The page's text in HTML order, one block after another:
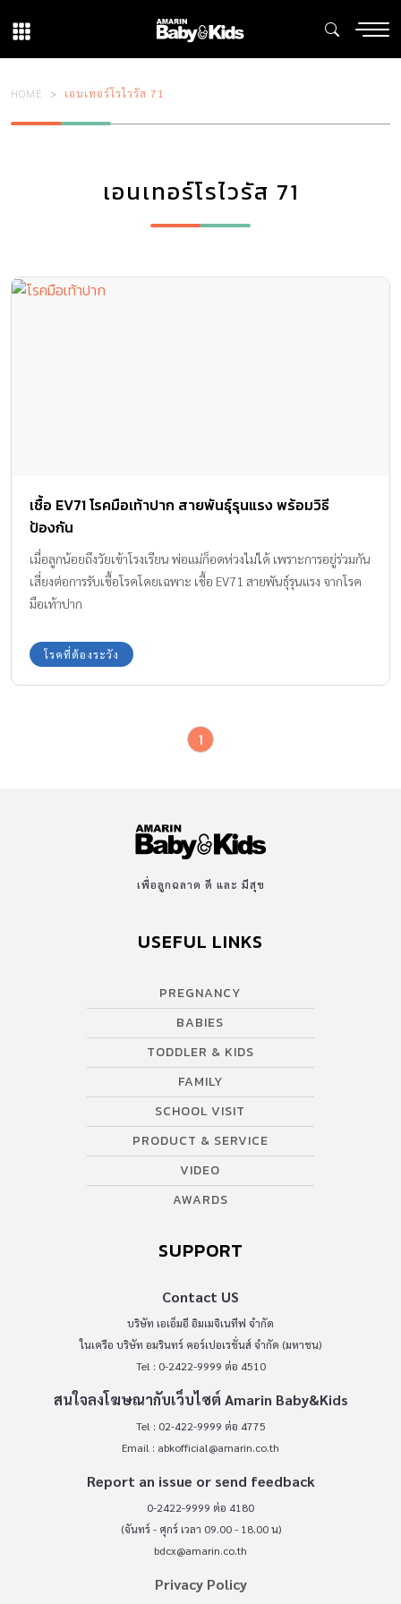
HOME เอนเทอร์โรไวรัส 71
เอนเทอร์โรไวรัส 71
เชื้อ EV71 โรคมือเท้าปาก สายพันธุ์รุนแรง พร้อมวิธี
ป้องกัน
เมื่อลูกน้อยถึงวัยเข้าโรงเรียน พ่อแม่ก็อดห่วงไม่ได้ เพราะการอยู่ร่วมกัน
เสี่ยงต่อการรับเชื้อโรคโดยเฉพาะ เชื้อ EV71 สายพันธุ์รุนแรง จากโรค
มือเท้าปาก
โรคที่ต้องระวัง
1
เพื่อลูกฉลาด ดี และ มีสุข
USEFUL LINKS
PREGNANCY
BABIES
TODDLER & KIDS
FAMILY
SCHOOL VISIT
PRODUCT & SERVICE
VIDEO
AWARDS
SUPPORT
Contact US
บริษัท เอเอ็มอี อิมเมจิเนทีฟ จำกัด
ในเครือ บริษัท อมรินทร์ คอร์เปอเรชั่นส์ จำกัด (มหาชน)
Tel : 0-2422-9999 ต่อ 4510
สนใจลงโฆษณากับเว็บไซต์ Amarin Baby&Kids
Tel : 02-422-9999 ต่อ 4775
Email : abkofficial@amarin.co.th
Report an issue or send feedback
0-2422-9999 ต่อ 4180
(จันทร์ - ศุกร์ เวลา 09.00 - 18.00 น)
bdcx@amarin.co.th
Privacy Policy